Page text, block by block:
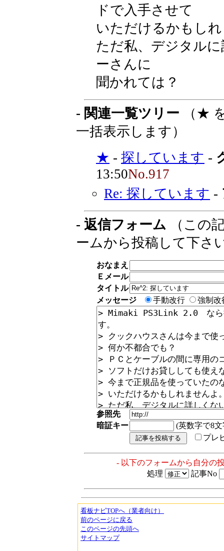
ドで入手させて
いただけるかもし
ただ私、デジタル
ーさんに
聞かれては？
- 関連一覧ツリー （★
一括表示します）
★ - 探しています -
13:50No.917
Re: 探しています -
- 返信フォーム （この
ームから投稿して下さ
おなまえ
Ｅメール
タイトル
メッセージ
手動改行 強制
参照先
暗証キー
(英数字で8
プレ
- 以下のフォームから自分の
処理
記事No
看板ナビTOPへ（業者向け）
前のページに戻る
このページの先頭へ
サイトマップ